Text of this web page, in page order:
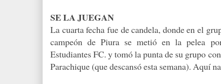
SE LA JUEGAN
La cuarta fecha fue de candela, donde en el
campeón de Piura se metió en la pelea
Estudiantes FC. y tomó la punta de su grupo
Parachique (que descansó esta semana). Aquí